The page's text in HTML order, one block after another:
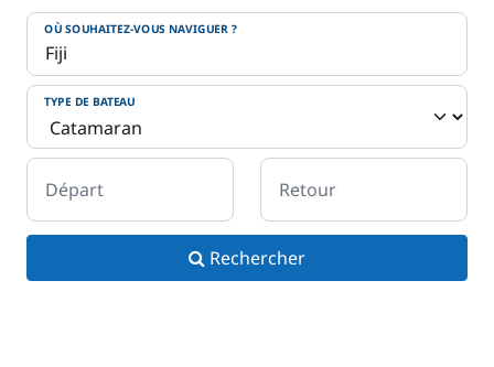
OÙ SOUHAITEZ-VOUS NAVIGUER ?
TYPE DE BATEAU
Départ Retour
Rechercher